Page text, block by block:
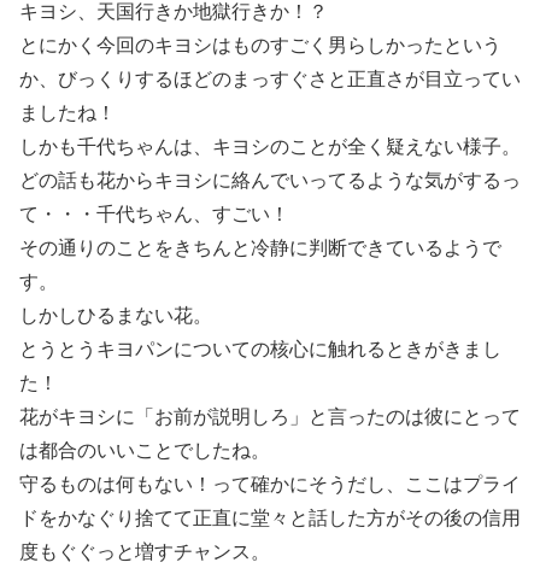
キヨシ、天国行きか地獄行きか！？
とにかく今回のキヨシはものすごく男らしかったという
か、びっくりするほどのまっすぐさと正直さが目立ってい
ましたね！
しかも千代ちゃんは、キヨシのことが全く疑えない様子。
どの話も花からキヨシに絡んでいってるような気がするっ
て・・・千代ちゃん、すごい！
その通りのことをきちんと冷静に判断できているようで
す。
しかしひるまない花。
とうとうキヨパンについての核心に触れるときがきまし
た！
花がキヨシに「お前が説明しろ」と言ったのは彼にとって
は都合のいいことでしたね。
守るものは何もない！って確かにそうだし、ここはプライ
ドをかなぐり捨てて正直に堂々と話した方がその後の信用
度もぐぐっと増すチャンス。